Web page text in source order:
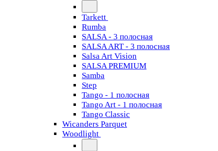
Tarkett
Rumba
SALSA - 3 полосная
SALSA ART - 3 полосная
Salsa Art Vision
SALSA PREMIUM
Samba
Step
Tango - 1 полосная
Tango Art - 1 полосная
Tango Classiс
Wicanders Parquet
Woodlight